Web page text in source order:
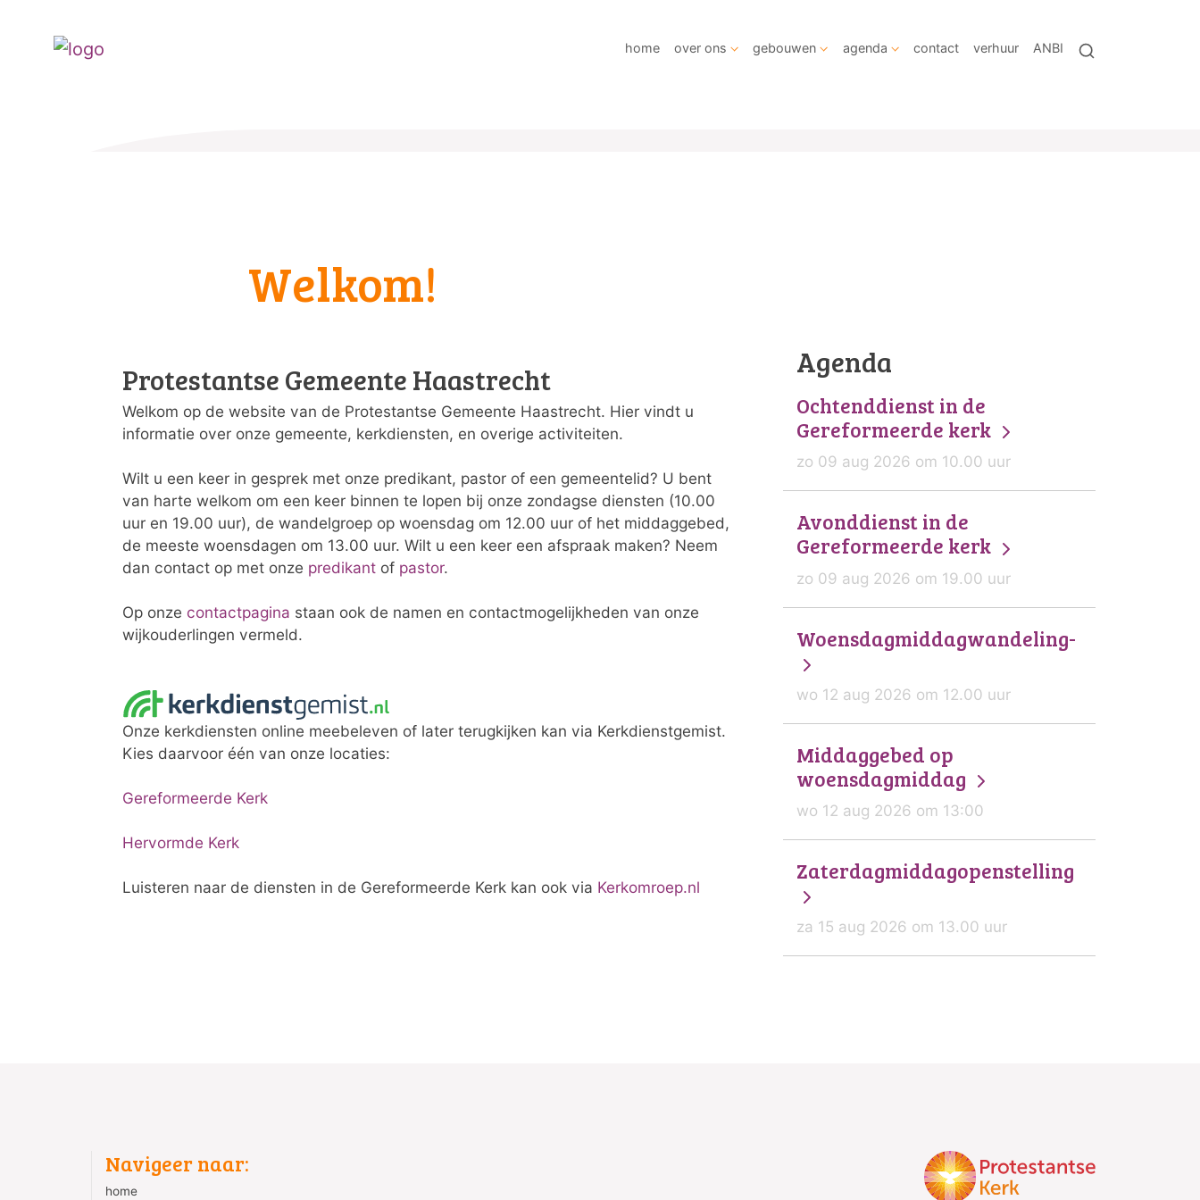
home over ons gebouwen agenda contact verhuur ANBI
Welkom!
Protestantse Gemeente Haastrecht
Welkom op de website van de Protestantse Gemeente Haastrecht. Hier vindt u
informatie over onze gemeente, kerkdiensten, en overige activiteiten.
Wilt u een keer in gesprek met onze predikant, pastor of een gemeentelid? U bent
van harte welkom om een keer binnen te lopen bij onze zondagse diensten (10.00
uur en 19.00 uur), de wandelgroep op woensdag om 12.00 uur of het middaggebed,
de meeste woensdagen om 13.00 uur. Wilt u een keer een afspraak maken? Neem
dan contact op met onze predikant of pastor.
Op onze contactpagina staan ook de namen en contactmogelijkheden van onze
wijkouderlingen vermeld.
Onze kerkdiensten online meebeleven of later terugkijken kan via Kerkdienstgemist.
Kies daarvoor één van onze locaties:
Gereformeerde Kerk
Hervormde Kerk
Luisteren naar de diensten in de Gereformeerde Kerk kan ook via Kerkomroep.nl
Agenda
Ochtenddienst in de
Gereformeerde kerk
zo 09 aug 2026 om 10.00 uur
Avonddienst in de
Gereformeerde kerk
zo 09 aug 2026 om 19.00 uur
Woensdagmiddagwandeling-
wo 12 aug 2026 om 12.00 uur
Middaggebed op
woensdagmiddag
wo 12 aug 2026 om 13:00
Zaterdagmiddagopenstelling
za 15 aug 2026 om 13.00 uur
Navigeer naar:
home